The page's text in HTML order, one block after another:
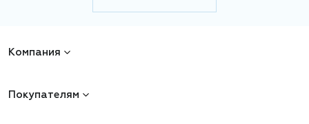
Компания
Покупателям